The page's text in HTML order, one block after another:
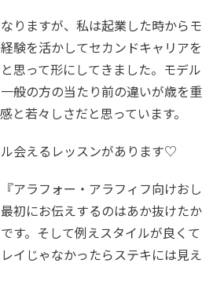
りますが、私は起業した時からモ
験を活かしてセカンドキャリアを
思って形にしてきました。モデル
般の方の当たり前の違いが歳を重
と若々しさだと思っています。
会えるレッスンがあります♡
アラフォー・アラフィフ向けおし
初にお伝えするのはあか抜けたか
す。そして例えスタイルが良くて
イじゃなかったらステキには見え